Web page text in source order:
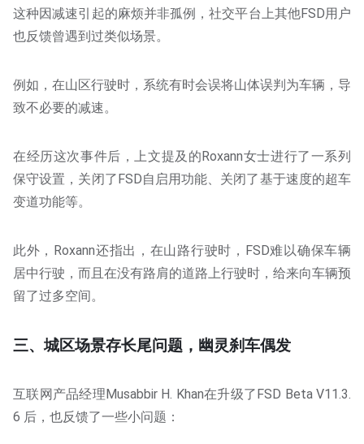
这种因减速引起的麻烦并非孤例，社交平台上其他FSD用户
也反馈曾遇到过类似场景。
例如，在山区行驶时，系统有时会误将山体误判为车辆，导
致不必要的减速。
在经历这次事件后，上文提及的Roxann女士进行了一系列
保守设置，关闭了FSD自启用功能、关闭了基于速度的超车
变道功能等。
此外，Roxann还指出，在山路行驶时，FSD难以确保车辆
居中行驶，而且在没有路肩的道路上行驶时，给来向车辆预
留了过多空间。
三、城区场景存长尾问题，幽灵刹车偶发
互联网产品经理Musabbir H. Khan在升级了FSD Beta V11.3.
6 后，也反馈了一些小问题：